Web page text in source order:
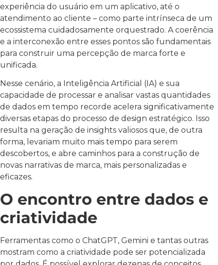
experiência do usuário em um aplicativo, até o
atendimento ao cliente – como parte intrínseca de um
ecossistema cuidadosamente orquestrado. A coerência
e a interconexão entre esses pontos são fundamentais
para construir uma percepção de marca forte e
unificada.
Nesse cenário, a Inteligência Artificial (IA) e sua
capacidade de processar e analisar vastas quantidades
de dados em tempo recorde acelera significativamente
diversas etapas do processo de design estratégico. Isso
resulta na geração de insights valiosos que, de outra
forma, levariam muito mais tempo para serem
descobertos, e abre caminhos para a construção de
novas narrativas de marca, mais personalizadas e
eficazes.
O encontro entre dados e
criatividade
Ferramentas como o ChatGPT, Gemini e tantas outras
mostram como a criatividade pode ser potencializada